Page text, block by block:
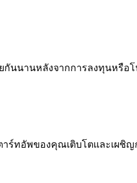
นนานหลังจากการลงทุนหรือ
ร์ทอัพของคุณเติบโตและเผชิญ